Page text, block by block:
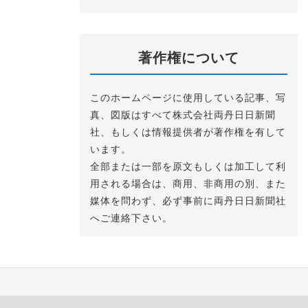
著作権について
このホームページに使用している記事、写
真、図版はすべて株式会社両丹日日新聞
社、もしくは情報提供者が著作権を有して
います。
全部または一部を原文もしくは加工して利
用される場合は、商用、非商用の別、また
媒体を問わず、必ず事前に両丹日日新聞社
へご連絡下さい。